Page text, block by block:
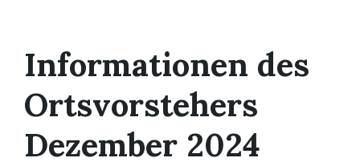
Informationen des
Ortsvorstehers
Dezember 2024